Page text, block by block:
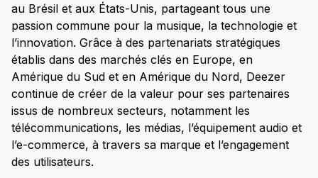
au Brésil et aux États-Unis, partageant tous une
passion commune pour la musique, la technologie et
l’innovation. Grâce à des partenariats stratégiques
établis dans des marchés clés en Europe, en
Amérique du Sud et en Amérique du Nord, Deezer
continue de créer de la valeur pour ses partenaires
issus de nombreux secteurs, notamment les
télécommunications, les médias, l’équipement audio et
l’e-commerce, à travers sa marque et l’engagement
des utilisateurs.